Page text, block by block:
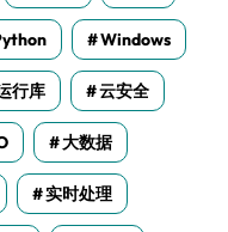
Windows
行库 云安全
大数据
实时处理